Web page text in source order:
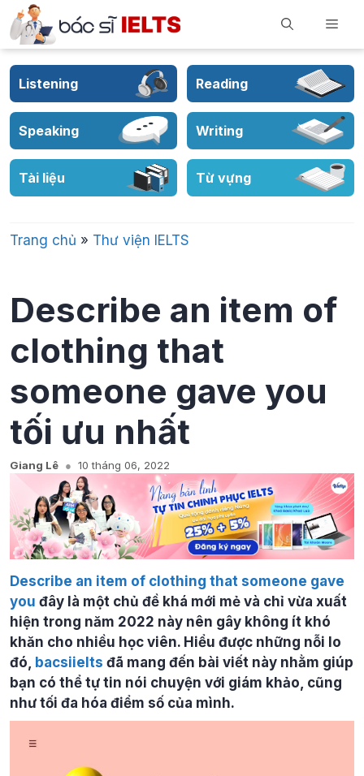
Skip
to
content
Listening Reading
Speaking Writing
Tài liệu Từ vựng
Trang chủ » Thư viện IELTS
Describe an item of
clothing that
someone gave you
tối ưu nhất
Giang Lê 10 tháng 06, 2022
Describe an item of clothing that someone gave
you đây là một chủ đề khá mới mẻ và chỉ vừa xuất
hiện trong năm 2022 này nên gây không ít khó
khăn cho nhiều học viên. Hiểu được những nỗi lo
đó, bacsiielts đã mang đến bài viết này nhằm giúp
bạn có thể tự tin nói chuyện với giám khảo, cũng
như tối đa hóa điểm số của mình.